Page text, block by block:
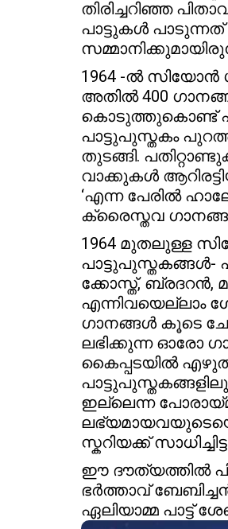
തിരിച്ചറിഞ്ഞ
പാട്ടുകൾ
1964 -ൽ സിയോൻ
അതിൽ 400
കൊടുത്തുകൊണ്ട്
പാട്ടുപുസ്തകം
തുടങ്ങി.
വാക്കുകൾ
‘എന്ന പേരിൽ
ക്രൈസ്തവ
1964 മുതലുള്ള
പാട്ടുപുസ്തകങ്ങൾ-
ക്കോസ്ത്,
എന്നിവയെല്ലാം
ഗാനങ്ങൾ കൂടെ
ലഭിക്കുന്ന ഓരോ
കൈപ്പടയിൽ
ഇല്ലെന്ന
സ്കറിയക്ക്‌
ഈ ദൗത്യത്തിൽ
ഭർത്താവ്
ഏലിയാമ്മ പാട്ട്